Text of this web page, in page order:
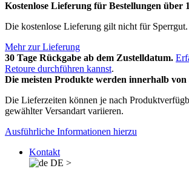
Kostenlose Lieferung für Bestellungen über
Die kostenlose Lieferung gilt nicht für Sperrgut.
Mehr zur Lieferung
30 Tage Rückgabe ab dem Zustelldatum.
Retoure durchführen kannst.
Die meisten Produkte werden innerhalb von
Die Lieferzeiten können je nach
gewählter Versandart variieren.
Ausführliche Informationen hierzu
Kontakt
DE >